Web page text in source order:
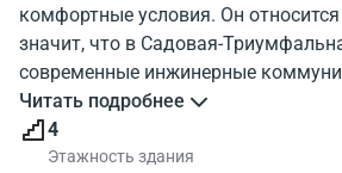
комфортные условия. Он относится
значит, что в Садовая-
современные инжинерные
здания от метро Маяковская
быстро. На фото, показано как
Sadovaya-Triumfal'naya 20b2. С
Читать подробнее
4
Этажность здания